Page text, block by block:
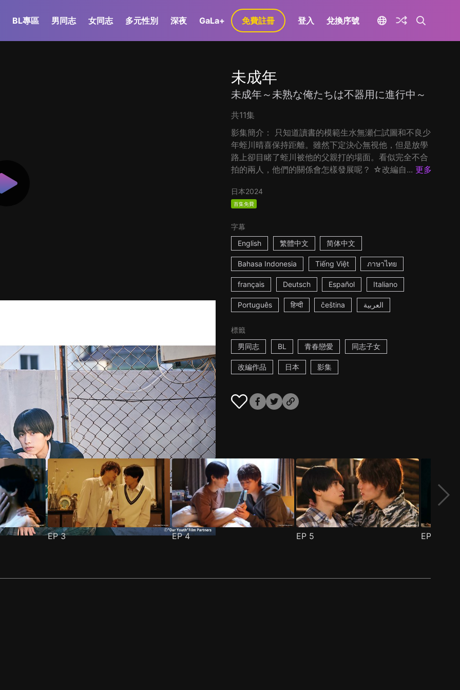
BL專區 男同志 女同志 多元性別 深夜 GaLa+ 免費註冊 登入 兌換序號
未成年
未成年～未熟な俺たちは不器用に進行中～
共11集
影集簡介： 只知道讀書的模範生水無瀬仁試圖和不良少
年蛭川晴喜保持距離。雖然下定決心無視他，但是放學
路上卻目睹了蛭川被他的父親打的場面。看似完全不合
拍的兩人，他們的關係會怎樣發展呢？ ☆改編自... 更多
日本2024
首集免費
字幕
English
繁體中文 简体中文
Bahasa Indonesia Tiếng Việt ภาษาไทย
français Deutsch Español Italiano
Português हिन्दी čeština العربية
標籤
男同志
BL 青春戀愛 同志子女
改編作品 日本 影集
EP3 EP4 EP 5 EP